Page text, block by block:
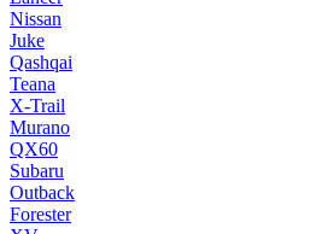
Nissan
Juke
Qashqai
Teana
X-Trail
Murano
QX60
Subaru
Outback
Forester